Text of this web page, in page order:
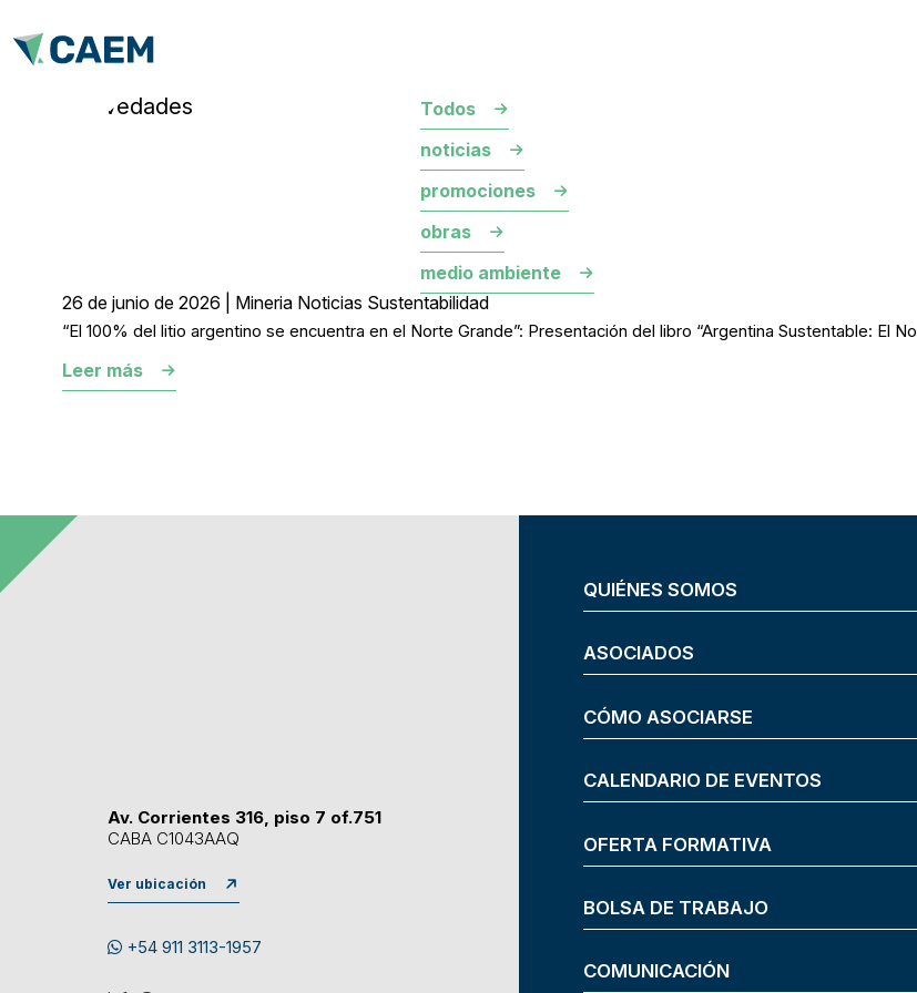
novedades
Todos
noticias
promociones
obras
medio ambiente
26 de junio de 2026 | Mineria Noticias Sustentabilidad
“El 100% del litio argentino se encuentra en el Norte Grande”: Presentación del libro “Argentina Sustentable: El
Leer más
Av. Corrientes 316, piso 7 of.751
CABA C1043AAQ
Ver ubicación
+54 911 3113-1957
QUIÉNES SOMOS
ASOCIADOS
CÓMO ASOCIARSE
CALENDARIO DE EVENTOS
OFERTA FORMATIVA
BOLSA DE TRABAJO
COMUNICACIÓN